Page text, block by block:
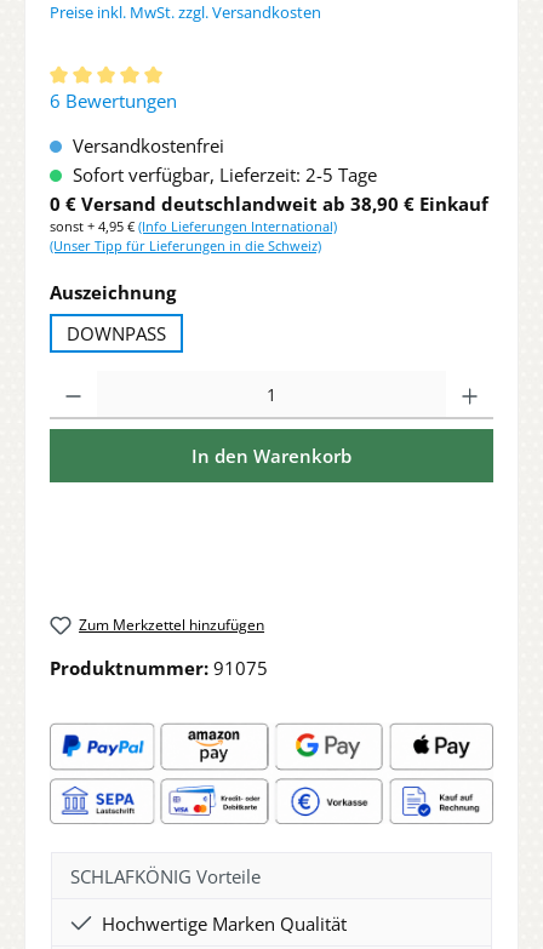
Preise inkl. MwSt. zzgl. Versandkosten
Durchschnittliche Bewertung von 5 von 5 Sternen
6 Bewertungen
Versandkostenfrei
Sofort verfügbar, Lieferzeit: 2-5 Tage
0 € Versand deutschlandweit ab 38,90 € Einkauf
sonst + 4,95 € (Info Lieferungen International)
(Unser Tipp für Lieferungen in die Schweiz)
Auszeichnungauswählen
DOWNPASS
In den Warenkorb
Zum Merkzettel hinzufügen
Produktnummer: 91075
SCHLAFKÖNIG Vorteile
Hochwertige Marken Qualität